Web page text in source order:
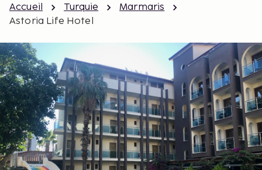
Accueil Turquie
Marmaris
Astoria Life Hotel